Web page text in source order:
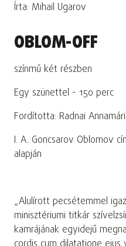
Írta: Mihail Ugarov
OBLOM-OFF
színmű két részben
Egy szünettel - 150 perc
Fordította: Radnai
I. A. Goncsarov Oblomov
alapján
„Alulírott pecsétemmel
minisztériumi titkár
kamrájának egyidejű